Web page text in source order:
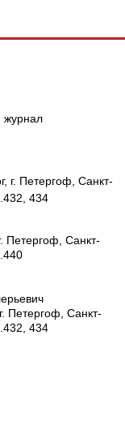
журнал
г. Петергоф, Санкт-
434
Петергоф, Санкт-
Петергоф Санкт-
434